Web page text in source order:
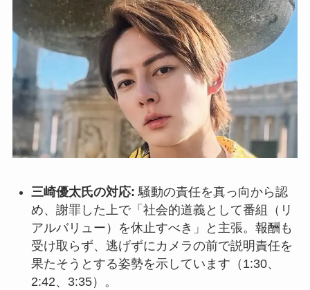
三崎優太氏の対応: 騒動の責任を真っ向から認
め、謝罪した上で「社会的道義として番組（リ
アルバリュー）を休止すべき」と主張。報酬も
受け取らず、逃げずにカメラの前で説明責任を
果たそうとする姿勢を示しています（1:30、
2:42、3:35）。